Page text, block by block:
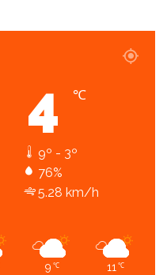
4 ℃
9º - 3º
76%
5.28 km/h
9 ℃ 11 ℃